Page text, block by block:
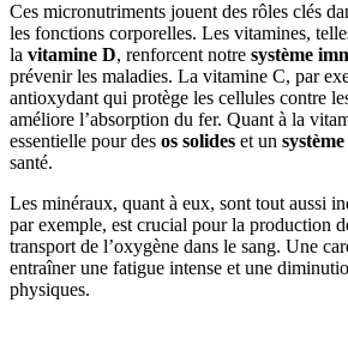
Ces micronutriments jouent des rôles clés
les fonctions corporelles. Les vitamines,
la vitamine D, renforcent notre système
prévenir les maladies. La vitamine C, par
antioxydant qui protège les cellules contre
améliore l’absorption du fer. Quant à la
essentielle pour des os solides et un
santé.
Les minéraux, quant à eux, sont tout aussi
par exemple, est crucial pour la production
transport de l’oxygène dans le sang. Une
entraîner une fatigue intense et une
physiques.